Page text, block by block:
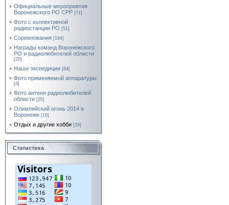
Официальные мероприятия
Воронежского РО СРР [71]
Фото с коллективной
радиостанции РО [51]
Соревнования [164]
Награды команд Воронежского
РО и радиолюбителей области
[20]
Наши экспедиции [84]
Фото применяемой аппаратуры
[4]
Фото антенн радиолюбителей
области [26]
Олимпийский огонь 2014 в
Воронеже [10]
Отдых и другие хобби [28]
Статистика